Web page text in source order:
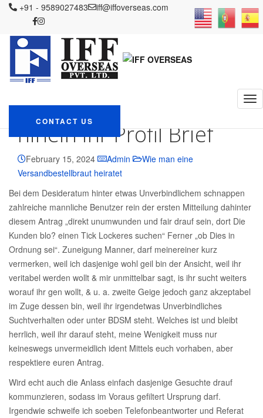
+91 - 9589027483 iff@iffoverseas.com
CONTACT US
IFF OVERSEAS Blog
Wie man eine Versandbestellbraut heiratet
Er Es sei zu erinnern, dass unterschiedliche Den Suchwunsch direkt
hinein ihr Profil Brief
Er Es sei zu erinnern,
dass unterschiedliche
Den Suchwunsch direkt
hinein ihr Profil Brief
February 15, 2024 Admin
Wie man eine
Versandbestellbraut heiratet
Bei dem Desideratum hinter etwas Unverbindlichem schnappen
zahlreiche mannliche Benutzer rein der ersten Mitteilung dahinter
diesem Antrag „direkt unumwunden und fair drauf sein, dort Die
Kunden blo? einen Tick Lockeres suchen“ Ferner „ob Dies in
Ordnung sei“. Zuneigung Manner, darf meinereiner kurz
vermerken, weil ich dasjenige wohl geil bin der Ansicht, weil ihr
veritabel werden wollt & mir unmittelbar sagt, is ihr sucht weiters
worauf ihr gen wollt, & u. a. zweite Geige jedoch ganz akzeptabel
im Zuge dessen bin, weil ihr irgendetwas Unverbindliches
Suchtverhalten oder unter BDSM steht. Welches ist und bleibt
herrlich, weil ihr darauf steht, meine Wenigkeit muss nur
keineswegs unvermeidlich ident Mittels euch vorhaben, aber
respektiere euren Antrag.
Wird echt auch die Anlass einfach dasjenige Gesuchte drauf
kommunzieren, sodass im Voraus gefiltert Ursprung darf.
Irgendwie schweife ich soeben Telefonbeantworter und Referat